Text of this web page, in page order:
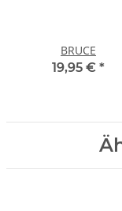
BRUCE
19,95 € *